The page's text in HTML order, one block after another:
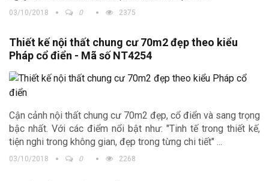
03/10/2018 0 2375
Thiết kế nội thất chung cư 70m2 đẹp theo kiểu
Pháp cổ điển - Mã số NT4254
Cận cảnh nội thất chung cư 70m2 đẹp, cổ điển và sang trọng
bậc nhất. Với các điểm nổi bật như: "Tinh tế trong thiết kế,
tiện nghi trong không gian, đẹp trong từng chi tiết" ...
03/10/2018 0 2268